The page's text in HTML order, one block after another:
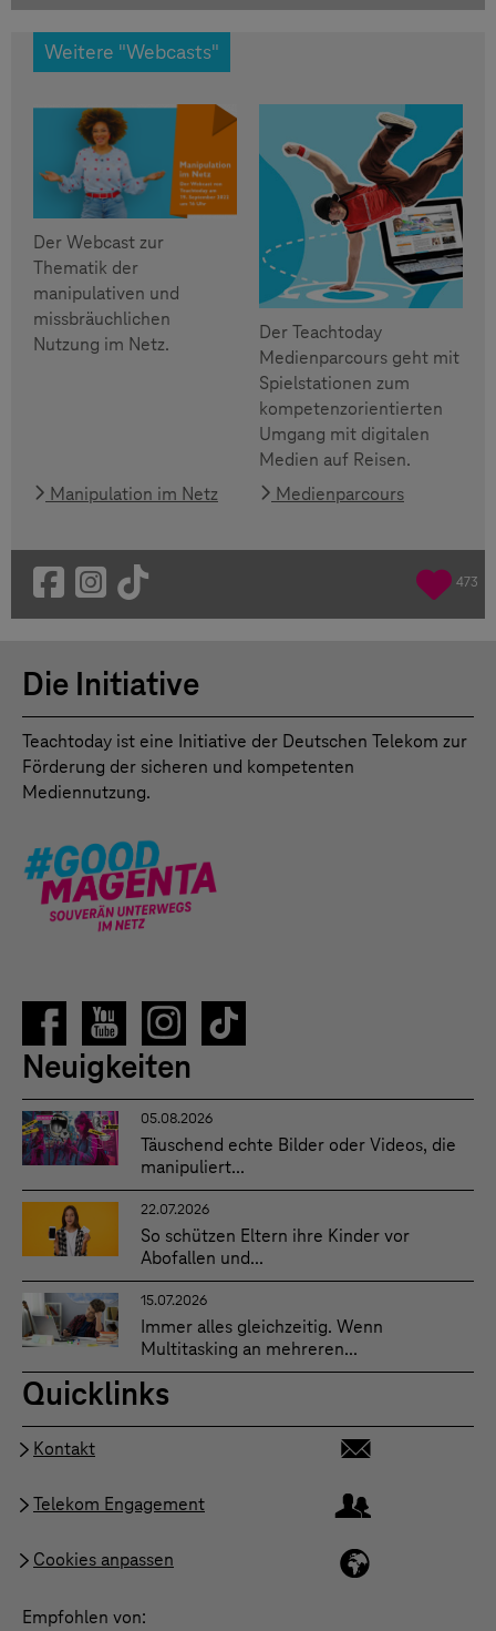
Weitere "Webcasts"
Der Webcast zur
Thematik der
manipulativen und
missbräuchlichen
Nutzung im Netz.
Manipulation im Netz
Der Teachtoday
Medienparcours geht mit
Spielstationen zum
kompetenzorientierten
Umgang mit digitalen
Medien auf Reisen.
Medienparcours
473
Die Initiative
Teachtoday ist eine Initiative der Deutschen Telekom zur
Förderung der sicheren und kompetenten
Mediennutzung.
Neuigkeiten
05.08.2026
Täuschend echte Bilder oder Videos, die
manipuliert...
22.07.2026
So schützen Eltern ihre Kinder vor
Abofallen und...
15.07.2026
Immer alles gleichzeitig. Wenn
Multitasking an mehreren...
Quicklinks
Kontakt
Telekom Engagement
Cookies anpassen
Empfohlen von: